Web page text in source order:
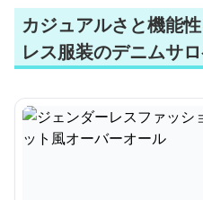
カジュアルさと機能
レス服装のデニムサ